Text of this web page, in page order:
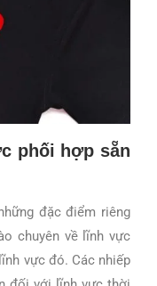
phối hợp sẵn
đặc điểm riêng
chuyên về lĩnh vực
vực đó. Các nhiếp